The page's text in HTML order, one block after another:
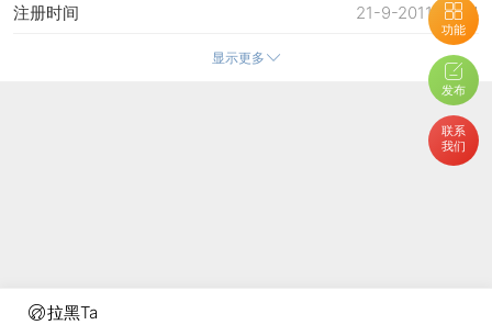
拉黑Ta
功能
发布
联系
我们
21-9-2011 21:04
注册时间
11-6-2026 09:04
11-6-2026 09:04
11-6-2026 09:04
显示更多